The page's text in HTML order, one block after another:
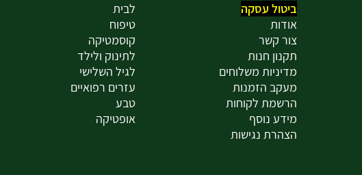
ביטול עסקה
אודות
צור קשר
תקנון חנות
מדיניות משלוחים
מעקב הזמנות
הרשמת לקוחות
מידע נוסף
הצהרת נגישות
לבית
טיפוח
קוסמטיקה
לתינוק ולילד
לגיל השלישי
עזרים רפואיים
טבע
אופטיקה